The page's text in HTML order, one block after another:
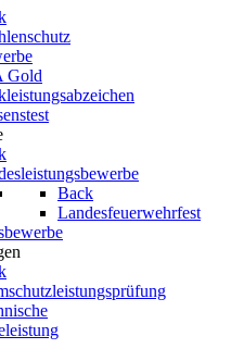
Gold
Back
Landesfeuerwehrfest